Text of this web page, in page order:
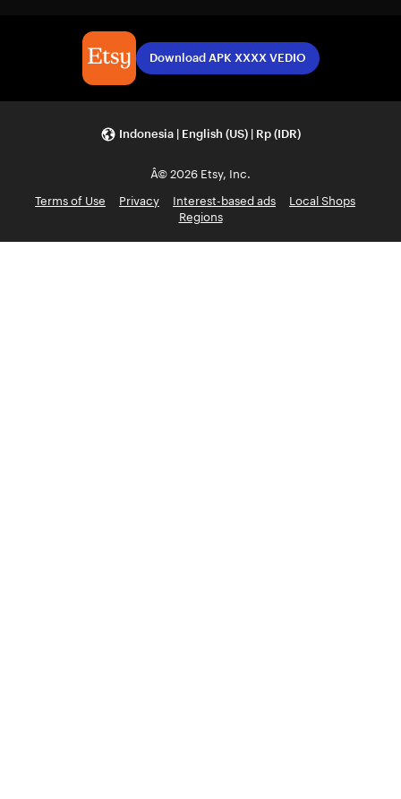
Download APK XXXX VEDIO
Indonesia | English (US) | Rp (IDR)
Â© 2026 Etsy, Inc.
Terms of Use
Privacy Interest-based ads
Local Shops
Regions